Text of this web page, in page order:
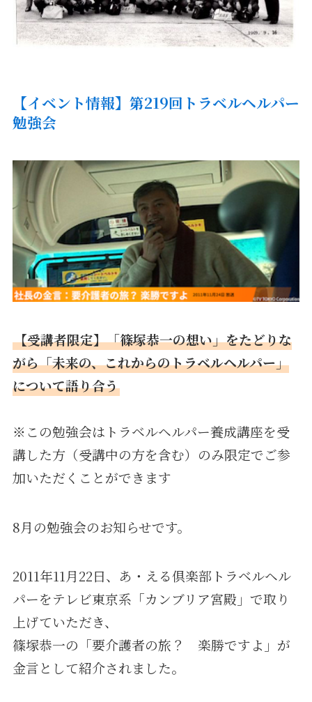
【イベント情報】第219回トラベルヘルパー
勉強会
【受講者限定】「篠塚恭一の想い」をたどりな
がら「未来の、これからのトラベルヘルパー」
について語り合う
※この勉強会はトラベルヘルパー養成講座を受
講した方（受講中の方を含む）のみ限定でご参
加いただくことができます
8月の勉強会のお知らせです。
2011年11月22日、あ・える倶楽部トラベルヘル
パーをテレビ東京系「カンブリア宮殿」で取り
上げていただき、
篠塚恭一の「要介護者の旅？ 楽勝ですよ」が
金言として紹介されました。